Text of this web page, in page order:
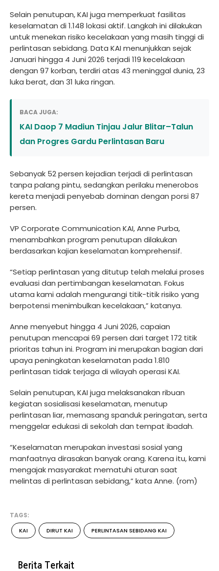
Selain penutupan, KAI juga memperkuat fasilitas
keselamatan di 1.148 lokasi aktif. Langkah ini dilakukan
untuk menekan risiko kecelakaan yang masih tinggi di
perlintasan sebidang. Data KAI menunjukkan sejak
Januari hingga 4 Juni 2026 terjadi 119 kecelakaan
dengan 97 korban, terdiri atas 43 meninggal dunia, 23
luka berat, dan 31 luka ringan.
BACA JUGA:
KAI Daop 7 Madiun Tinjau Jalur Blitar–Talun
dan Progres Gardu Perlintasan Baru
Sebanyak 52 persen kejadian terjadi di perlintasan
tanpa palang pintu, sedangkan perilaku menerobos
kereta menjadi penyebab dominan dengan porsi 87
persen.
VP Corporate Communication KAI, Anne Purba,
menambahkan program penutupan dilakukan
berdasarkan kajian keselamatan komprehensif.
“Setiap perlintasan yang ditutup telah melalui proses
evaluasi dan pertimbangan keselamatan. Fokus
utama kami adalah mengurangi titik-titik risiko yang
berpotensi menimbulkan kecelakaan,” katanya.
Anne menyebut hingga 4 Juni 2026, capaian
penutupan mencapai 69 persen dari target 172 titik
prioritas tahun ini. Program ini merupakan bagian dari
upaya peningkatan keselamatan pada 1.810
perlintasan tidak terjaga di wilayah operasi KAI.
Selain penutupan, KAI juga melaksanakan ribuan
kegiatan sosialisasi keselamatan, menutup
perlintasan liar, memasang spanduk peringatan, serta
menggelar edukasi di sekolah dan tempat ibadah.
“Keselamatan merupakan investasi sosial yang
manfaatnya dirasakan banyak orang. Karena itu, kami
mengajak masyarakat mematuhi aturan saat
melintas di perlintasan sebidang,” kata Anne. (rom)
TAGS:
KAI DIRUT KAI PERLINTASAN SEBIDANG KAI
Berita Terkait